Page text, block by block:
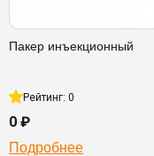
Пакер инъекционный
Рейтинг: 0
0 ₽
Подробнее